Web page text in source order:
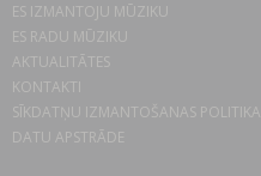
ES IZMANTOJU MŪZIKU
ES RADU MŪZIKU
AKTUALITĀTES
KONTAKTI
SĪKDATŅU IZMANTOŠANAS POLITIKA
DATU APSTRĀDE